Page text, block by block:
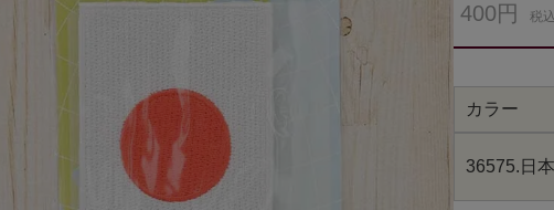
400円 税込
カラー
36575.日本